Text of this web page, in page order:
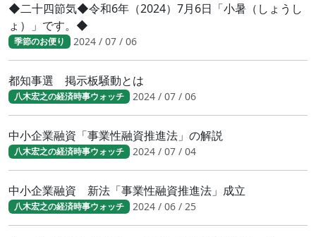
◆二十四節気◆令和6年（2024）7月6日「小暑（しょうし
ょ）」です。◆
季節のお便り 2024 / 07 / 06
都知事選 掲示板騒動とは
八木宏之の経済時事ウォッチ 2024 / 07 / 06
中小企業融資「事業性融資推進法」の解説
八木宏之の経済時事ウォッチ 2024 / 07 / 04
中小企業融資 新法「事業性融資推進法」成立
八木宏之の経済時事ウォッチ 2024 / 06 / 25